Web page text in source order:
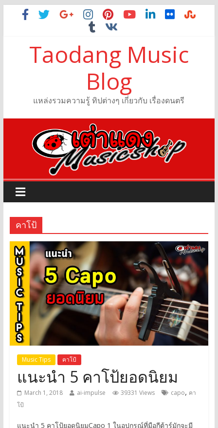
Taodang Music
Blog
แหล่งรวมความรู้ ทิปต่างๆ เกี่ยวกับ เรื่องดนตรี
คาโป้
Music Tips คาโป้
แนะนำ 5 คาโป้ยอดนิยม
March 1, 2018 ai-impulse 39331 Views capo, คา
โป้
แนะนำ 5 คาโป้ยอดนิยมCapo 1 ในอุปกรณ์ที่มือกีต้าร์มักจะมี